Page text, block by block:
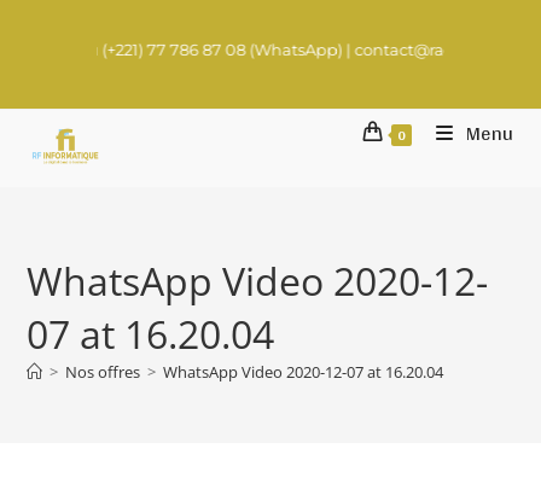
77 786 87 08 (WhatsApp) | contact@rachadifils.com
0 Menu
WhatsApp Video 2020-12-
07 at 16.20.04
> Nos offres > WhatsApp Video 2020-12-07 at 16.20.04